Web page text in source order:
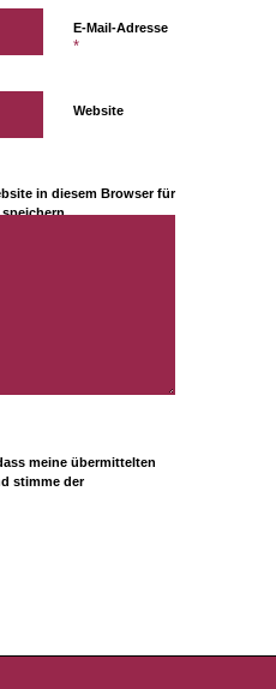
E-Mail-Adresse
*
Website
in diesem Browser für
meine übermittelten
stimme der